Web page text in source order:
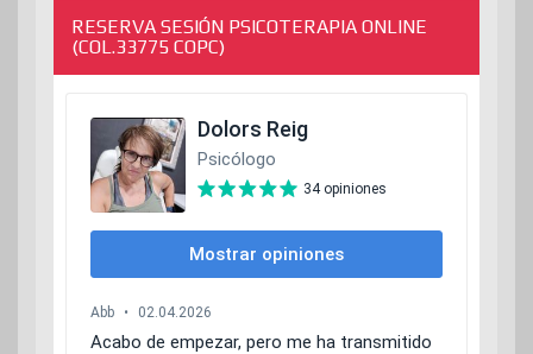
RESERVA SESIÓN PSICOTERAPIA ONLINE
(COL.33775 COPC)